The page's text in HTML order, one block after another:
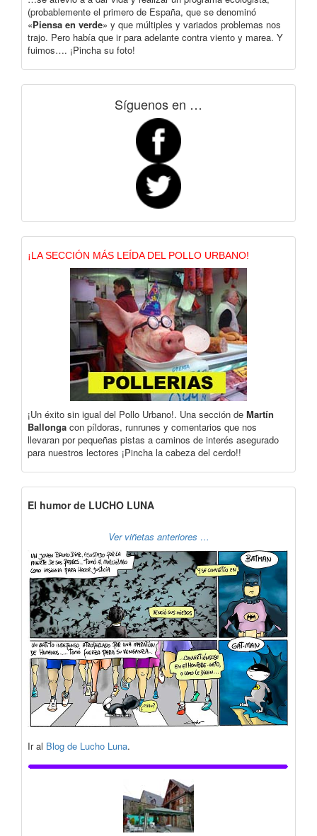
(probablemente el primero de España, que se denominó
«Piensa en verde» y que múltiples y variados problemas nos
trajo. Pero había que ir para adelante contra viento y marea. Y
fuimos…. ¡Pincha su foto!
Síguenos en …
¡LA SECCIÓN MÁS LEÍDA DEL POLLO URBANO!
¡Un éxito sin igual del Pollo Urbano!. Una sección de Martín
Ballonga con píldoras, runrunes y comentarios que nos
llevaran por pequeñas pistas a caminos de interés asegurado
para nuestros lectores ¡Pincha la cabeza del cerdo!!
El humor de LUCHO LUNA
Ver viñetas anteriores …
Ir al Blog de Lucho Luna.